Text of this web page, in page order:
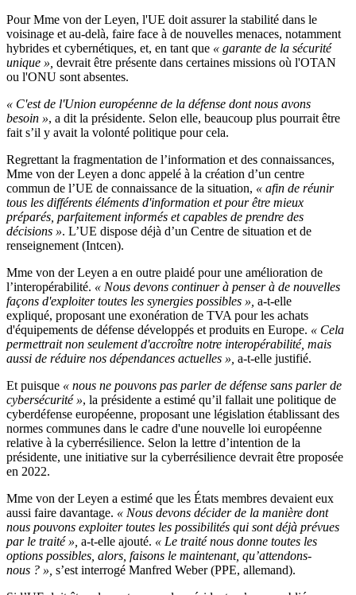
Pour Mme von der Leyen, l'UE doit assurer la stabilité dans le
voisinage et au-delà, faire face à de nouvelles menaces, notamment
hybrides et cybernétiques, et, en tant que « garante de la sécurité
unique », devrait être présente dans certaines missions où l'OTAN
ou l'ONU sont absentes.
« C'est de l'Union européenne de la défense dont nous avons
besoin », a dit la présidente. Selon elle, beaucoup plus pourrait être
fait s’il y avait la volonté politique pour cela.
Regrettant la fragmentation de l’information et des connaissances,
Mme von der Leyen a donc appelé à la création d’un centre
commun de l’UE de connaissance de la situation, « afin de réunir
tous les différents éléments d'information et pour être mieux
préparés, parfaitement informés et capables de prendre des
décisions ». L’UE dispose déjà d’un Centre de situation et de
renseignement (Intcen).
Mme von der Leyen a en outre plaidé pour une amélioration de
l’interopérabilité. « Nous devons continuer à penser à de nouvelles
façons d'exploiter toutes les synergies possibles », a-t-elle
expliqué, proposant une exonération de TVA pour les achats
d'équipements de défense développés et produits en Europe. « Cela
permettrait non seulement d'accroître notre interopérabilité, mais
aussi de réduire nos dépendances actuelles », a-t-elle justifié.
Et puisque « nous ne pouvons pas parler de défense sans parler de
cybersécurité », la présidente a estimé qu’il fallait une politique de
cyberdéfense européenne, proposant une législation établissant des
normes communes dans le cadre d'une nouvelle loi européenne
relative à la cyberrésilience. Selon la lettre d’intention de la
présidente, une initiative sur la cyberrésilience devrait être proposée
en 2022.
Mme von der Leyen a estimé que les États membres devaient eux
aussi faire davantage. « Nous devons décider de la manière dont
nous pouvons exploiter toutes les possibilités qui sont déjà prévues
par le traité », a-t-elle ajouté. « Le traité nous donne toutes les
options possibles, alors, faisons le maintenant, qu’attendons-
nous ? », s’est interrogé Manfred Weber (PPE, allemand).